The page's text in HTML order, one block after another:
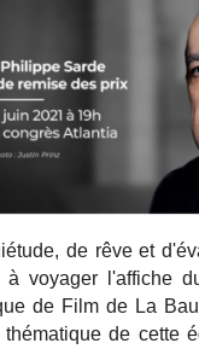
de rêve et
voyager l'affiche
de Film de La
thématique de cette